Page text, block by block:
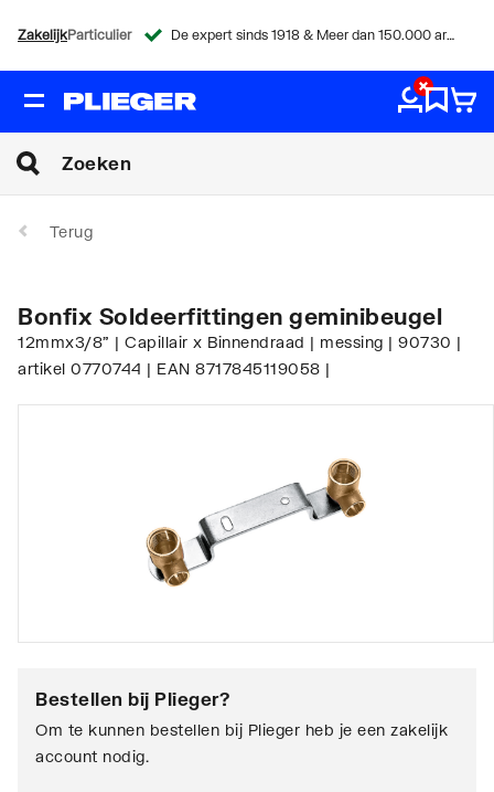
ZakelijkParticulier De expert sinds 1918 & Meer dan 150.000 artikelen
Terug
Bonfix Soldeerfittingen geminibeugel
12mmx3/8" | Capillair x Binnendraad | messing | 90730 |
artikel 0770744 | EAN 8717845119058 |
Bestellen bij Plieger?
Om te kunnen bestellen bij Plieger heb je een zakelijk
account nodig.